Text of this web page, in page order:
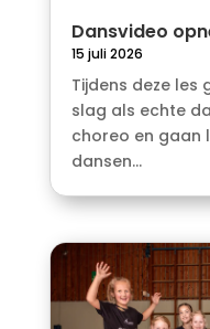
Dansvideo
15 juli 2026
Tijdens deze les
slag als echte
choreo en gaan
dansen...